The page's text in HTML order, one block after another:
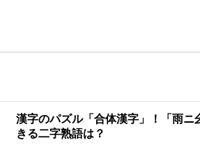
漢字のパズル「合体漢字」！「雨ニ
きる二字熟語は？